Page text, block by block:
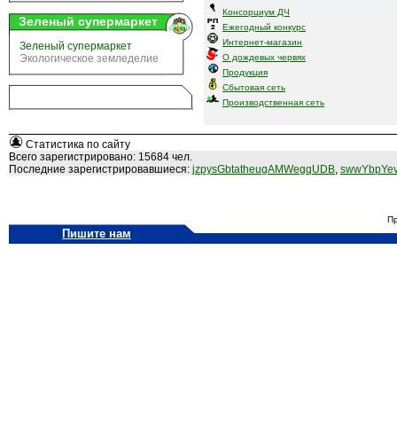
Зеленый супермаркет
Зеленый супермаркет
Экологическое земледелие
Консорциум ДЧ
Ежегодный конкурс
Интернет-магазин
О дождевых червях
Продукция
Сбытовая сеть
Производственная сеть
Статистика по сайту
Всего зарегистрировано: 15684 чел.
Последние зарегистрировавшиеся: jzpysGbtatheugAMWegqUDB,
Пишите нам